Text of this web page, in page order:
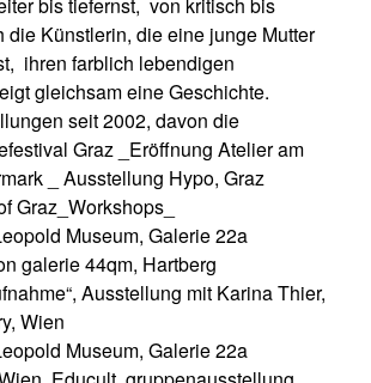
bis tiefernst, von kritisch bis
die Künstlerin, die eine junge Mutter
ihren farblich lebendigen
gleichsam eine Geschichte.
seit 2002, davon die
Graz _Eröffnung Atelier am
_ Ausstellung Hypo, Graz
Graz_Workshops_
Museum, Galerie 22a
galerie 44qm, Hartberg
Ausstellung mit Karina Thier,
Wien
Museum, Galerie 22a